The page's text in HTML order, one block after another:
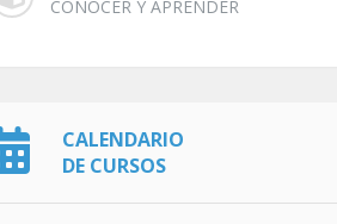
CONOCER Y APRENDER
CALENDARIO
DE CURSOS